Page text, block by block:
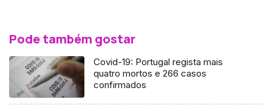
Pode também gostar
Covid-19: Portugal regista mais
quatro mortos e 266 casos
confirmados